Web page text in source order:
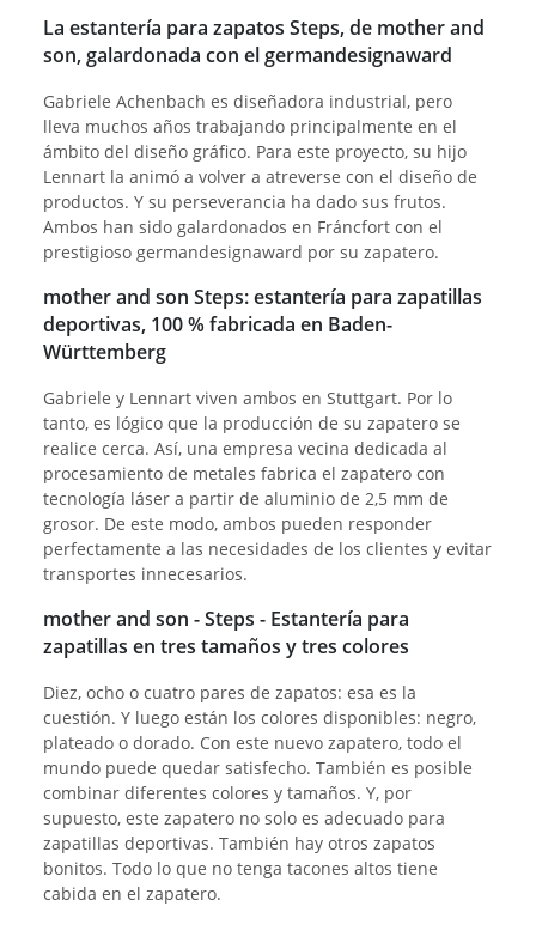
La estantería para zapatos Steps, de mother and
son, galardonada con el germandesignaward
Gabriele Achenbach es diseñadora industrial, pero
lleva muchos años trabajando principalmente en el
ámbito del diseño gráfico. Para este proyecto, su hijo
Lennart la animó a volver a atreverse con el diseño de
productos. Y su perseverancia ha dado sus frutos.
Ambos han sido galardonados en Fráncfort con el
prestigioso germandesignaward por su zapatero.
mother and son Steps: estantería para zapatillas
deportivas, 100 % fabricada en Baden-
Württemberg
Gabriele y Lennart viven ambos en Stuttgart. Por lo
tanto, es lógico que la producción de su zapatero se
realice cerca. Así, una empresa vecina dedicada al
procesamiento de metales fabrica el zapatero con
tecnología láser a partir de aluminio de 2,5 mm de
grosor. De este modo, ambos pueden responder
perfectamente a las necesidades de los clientes y evitar
transportes innecesarios.
mother and son - Steps - Estantería para
zapatillas en tres tamaños y tres colores
Diez, ocho o cuatro pares de zapatos: esa es la
cuestión. Y luego están los colores disponibles: negro,
plateado o dorado. Con este nuevo zapatero, todo el
mundo puede quedar satisfecho. También es posible
combinar diferentes colores y tamaños. Y, por
supuesto, este zapatero no solo es adecuado para
zapatillas deportivas. También hay otros zapatos
bonitos. Todo lo que no tenga tacones altos tiene
cabida en el zapatero.